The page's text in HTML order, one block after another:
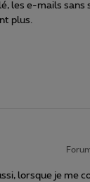
les e-mails sans
plus.
lorsque je me